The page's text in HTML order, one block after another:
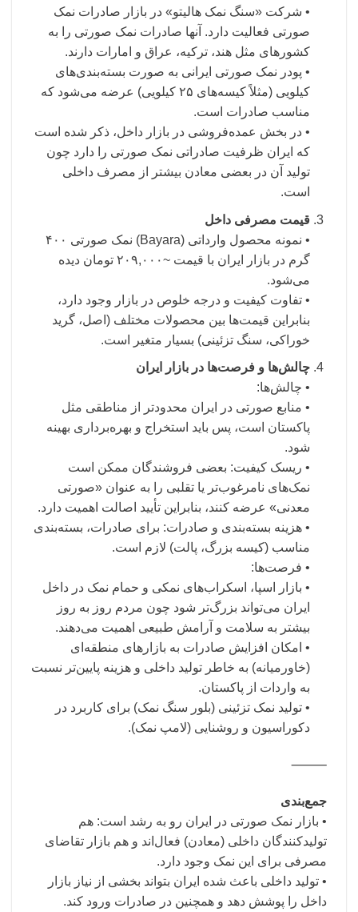
• شرکت «سنگ نمک هالیتو» در بازار صادرات نمک
صورتی فعالیت دارد. آنها صادرات نمک صورتی را به
کشورهای مثل هند، ترکیه، عراق و امارات دارند.
• پودر نمک صورتی ایرانی به صورت بسته‌بندی‌های
کیلویی (مثلاً کیسه‌های ۲۵ کیلویی) عرضه می‌شود که
مناسب صادرات است.
• در بخش عمده‌فروشی در بازار داخل، ذکر شده است
که ایران ظرفیت صادراتی نمک صورتی را دارد چون
تولید آن در بعضی معادن بیشتر از مصرف داخلی
است.
قیمت مصرفی داخل
• نمونه محصول وارداتی (Bayara) نمک صورتی ۴۰۰
گرم در بازار ایران با قیمت ~۲۰۹,۰۰۰ تومان دیده
می‌شود.
• تفاوت کیفیت و درجه خلوص در بازار وجود دارد،
بنابراین قیمت‌ها بین محصولات مختلف (اصل، گرید
خوراکی، سنگ تزئینی) بسیار متغیر است.
چالش‌ها و فرصت‌ها در بازار ایران
• چالش‌ها:
• منابع صورتی در ایران محدودتر از مناطقی مثل
پاکستان است، پس باید استخراج و بهره‌برداری بهینه
شود.
• ریسک کیفیت: بعضی فروشندگان ممکن است
نمک‌های نامرغوب‌تر یا تقلبی را به عنوان «صورتی
معدنی» عرضه کنند، بنابراین تأیید اصالت اهمیت دارد.
• هزینه بسته‌بندی و صادرات: برای صادرات، بسته‌بندی
مناسب (کیسه بزرگ، پالت) لازم است.
• فرصت‌ها:
• بازار اسپا، اسکراب‌های نمکی و حمام نمک در داخل
ایران می‌تواند بزرگ‌تر شود چون مردم روز به روز
بیشتر به سلامت و آرامش طبیعی اهمیت می‌دهند.
• امکان افزایش صادرات به بازارهای منطقه‌ای
(خاورمیانه) به خاطر تولید داخلی و هزینه پایین‌تر نسبت
به واردات از پاکستان.
• تولید نمک تزئینی (بلور سنگ نمک) برای کاربرد در
دکوراسیون و روشنایی (لامپ نمک).
⸻
جمع‌بندی
• بازار نمک صورتی در ایران رو به رشد است: هم
تولید‌کنندگان داخلی (معادن) فعال‌اند و هم بازار تقاضای
مصرفی برای این نمک وجود دارد.
• تولید داخلی باعث شده ایران بتواند بخشی از نیاز بازار
داخل را پوشش دهد و همچنین در صادرات ورود کند.